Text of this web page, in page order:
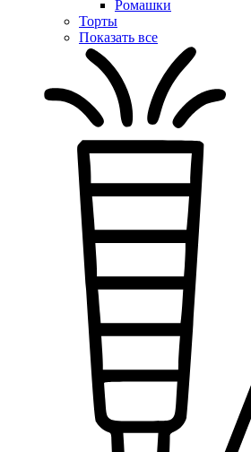
Ромашки
Торты
Показать все